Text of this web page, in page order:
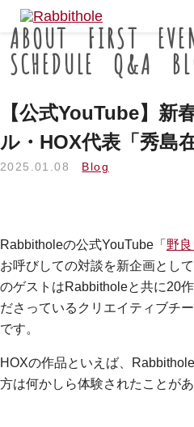
ABOUT FIRST
SCHEDULE Q&A
【公式YouTube】新
ル・HOX代表「秀島
2025.01.08 Blog
Rabbitholeの公式YouTube「 野
お呼びしての対談を新企画とし
のゲストはRabbitholeと共に20
ださっているクリエイティブチ
です。
HOXの作品といえば、
方は何かしら体験されたことが